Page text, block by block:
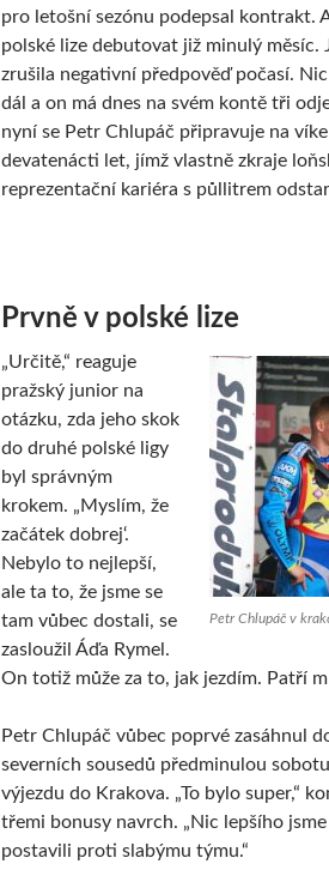
pro letošní sezónu podepsal kontrakt.
polské lize debutovat již minulý měsíc.
zrušila negativní předpověď počasí.
dál a on má dnes na svém kontě tři
nyní se Petr Chlupáč připravuje na
devatenácti let, jímž vlastně zkraje
reprezentační kariéra s půllitrem
Prvně v polské lize
Petr Chlupáč v
„Určitě,“ reaguje
pražský junior na
otázku, zda jeho skok
do druhé polské ligy
byl správným
krokem. „Myslím, že
začátek dobrej‘.
Nebylo to nejlepší,
ale ta to, že jsme se
tam vůbec dostali, se
zasloužil Áďa Rymel.
On totiž může za to, jak jezdím. Patří
Petr Chlupáč vůbec poprvé zasáhnul
severních sousedů předminulou
výjezdu do Krakova. „To bylo super,“
třemi bonusy navrch. „Nic lepšího
postavili proti slabýmu týmu.“